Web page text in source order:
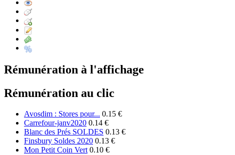
Rémunération à l'affichage
Rémunération au clic
Avosdim : Stores pour... 0.15 €
Carrefour-janv2020 0.14 €
Blanc des Prés SOLDES 0.13 €
Finsbury Soldes 2020 0.13 €
Mon Petit Coin Vert 0.10 €